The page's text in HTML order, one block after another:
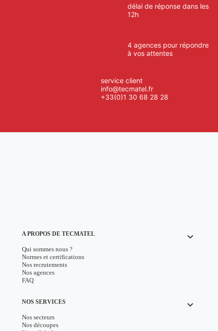
délai de réponse dans les
12h
4 agences pour répondre
à vos attentes
service client
info@tecmatel.fr
+33(0)1 30 68 28 28
A PROPOS DE TECMATEL keyboard_arrow_down
Qui sommes nous ?
Normes et certifications
Nos recrutements
Nos agences
FAQ
NOS SERVICES keyboard_arrow_down
Nos secteurs
Nos découpes